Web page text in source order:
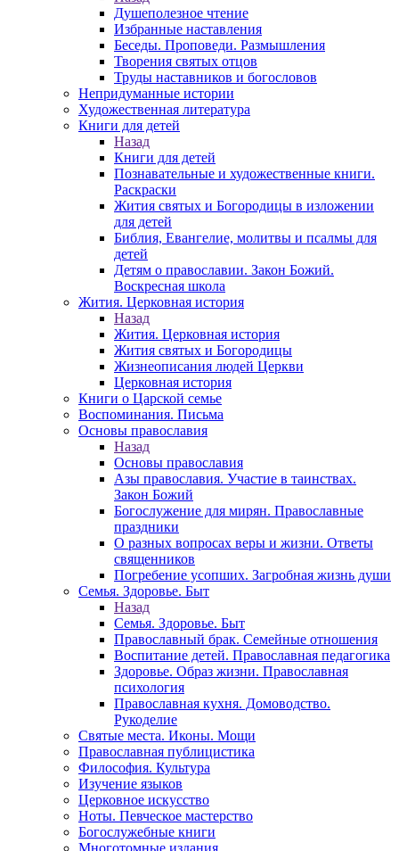
Душеполезное чтение
Избранные наставления
Беседы. Проповеди. Размышления
Творения святых отцов
Труды наставников и богословов
Непридуманные истории
Художественная литература
Книги для детей
Назад
Книги для детей
Познавательные и художественные книги.
Раскраски
Жития святых и Богородицы в изложении
для детей
Библия, Евангелие, молитвы и псалмы для
детей
Детям о православии. Закон Божий.
Воскресная школа
Жития. Церковная история
Назад
Жития. Церковная история
Жития святых и Богородицы
Жизнеописания людей Церкви
Церковная история
Книги о Царской семье
Воспоминания. Письма
Основы православия
Назад
Основы православия
Азы православия. Участие в таинствах.
Закон Божий
Богослужение для мирян. Православные
праздники
О разных вопросах веры и жизни. Ответы
священников
Погребение усопших. Загробная жизнь души
Семья. Здоровье. Быт
Назад
Семья. Здоровье. Быт
Православный брак. Семейные отношения
Воспитание детей. Православная педагогика
Здоровье. Образ жизни. Православная
психология
Православная кухня. Домоводство.
Рукоделие
Святые места. Иконы. Мощи
Православная публицистика
Философия. Культура
Изучение языков
Церковное искусство
Ноты. Певческое мастерство
Богослужебные книги
Многотомные издания